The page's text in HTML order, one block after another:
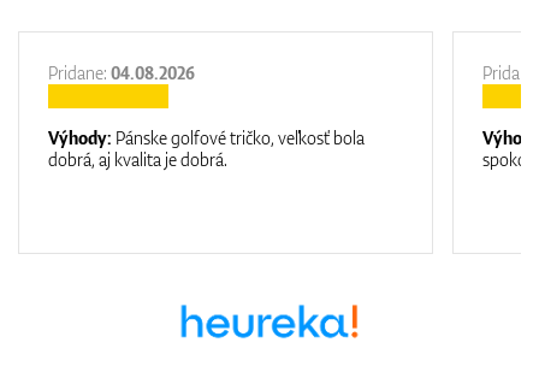
Pridane: 04.08.2026
Výhody: Pánske golfové tričko, veľkosť bola
dobrá, aj kvalita je dobrá.